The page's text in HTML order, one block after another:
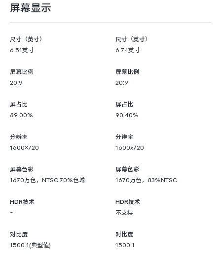
屏幕显示
尺寸（英寸）
6.51英寸
尺寸（英寸）
6.74英寸
屏幕比例
20:9
屏幕比例
20:9
屏占比
89.00%
屏占比
90.40%
分辨率
1600×720
分辨率
1600x720
屏幕色彩
1670万色，NTSC 70%色域
屏幕色彩
1670万色，83%NTSC
HDR技术
-
HDR技术
不支持
对比度
1500:1(典型值)
对比度
1500:1